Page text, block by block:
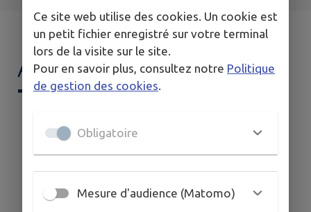
AGENDA DEMON
TERRITOIRE
Ce site web utilise des cookies. Un cookie est
un petit fichier enregistré sur votre terminal
lors de la visite sur le site.
Pour en savoir plus, consultez notre Politique
de gestion des cookies
Obligatoire
Mesure d'audience (Matomo)